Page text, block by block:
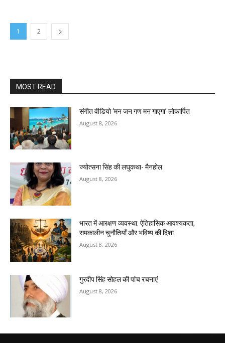
1 2
MOST READ
संगीत वीडियो ‘मन जन गण मन गाएगा’ लोकार्पित
August 8, 2026
ज्योत्सना सिंह की लघुकथा- मैनहोल
August 8, 2026
भारत में आरक्षण व्यवस्था: ऐतिहासिक आवश्यकता,
समकालीन चुनौतियाँ और भविष्य की दिशा
August 8, 2026
गुरदीप सिंह सोहल की पांच रचनाएं
August 8, 2026